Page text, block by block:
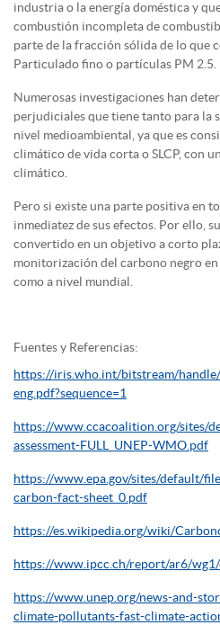
industria o la energía doméstica y
combustión incompleta de
parte de la fracción sólida de lo que
Particulado fino o partículas PM 2.5.
Numerosas investigaciones han
perjudiciales que tiene tanto para la
nivel medioambiental, ya que es
climático de vida corta o SLCP, con
climático.
Pero si existe una parte positiva en
inmediatez de sus efectos. Por ello,
convertido en un objetivo a corto
monitorización del carbono negro en
como a nivel mundial.
Fuentes y Referencias:
https://iris.who.int/bitstream/
eng.pdf?sequence=1
https://www.ccacoalition.org/sites/
assessment-FULL_UNEP-WMO.pdf
https://www.epa.gov/sites/default/
carbon-fact-sheet_0.pdf
https://es.wikipedia.org/wiki/
https://www.ipcc.ch/report/ar6/
https://www.unep.org/news-and-
climate-pollutants-fast-climate-